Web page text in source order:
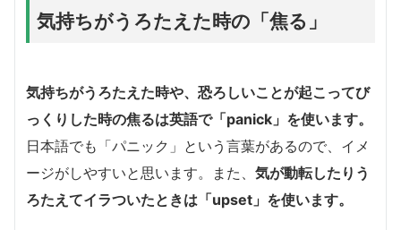
気持ちがうろたえた時の「焦る」
気持ちがうろたえた時や、恐ろしいことが起こってび
っくりした時の焦るは英語で「panick」を使います。
日本語でも「パニック」という言葉があるので、イメ
ージがしやすいと思います。また、 気が動転したりう
ろたえてイラついたときは「upset」を使います。